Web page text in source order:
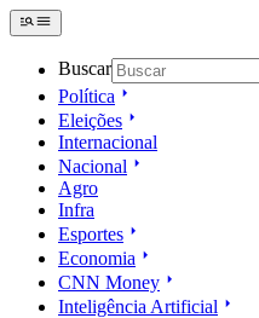
Buscar
Política
Eleições
Internacional
Nacional
Agro
Infra
Esportes
Economia
CNN Money
Inteligência Artificial